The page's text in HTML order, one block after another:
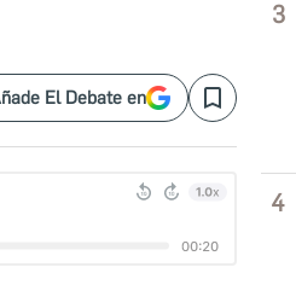
El Debate en Save